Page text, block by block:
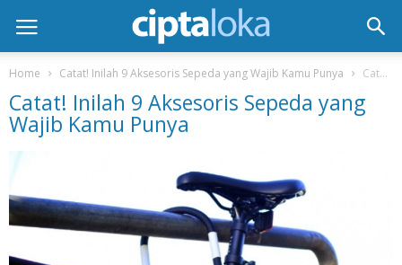
Home Catat! Inilah 9 Aksesoris Sepeda yang Wajib Kamu Punya Catat! Inilah 9 Aksesoris Sepeda yang Wajib Kamu Punya
Catat! Inilah 9 Aksesoris Sepeda yang
Wajib Kamu Punya